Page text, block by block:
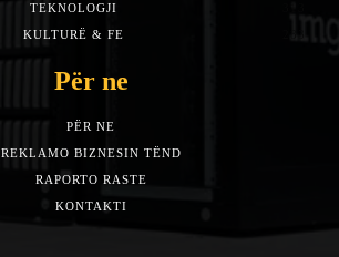
TEKNOLOGJI
KULTURË & FE
Për ne
PËR NE
REKLAMO BIZNESIN TËND
RAPORTO RASTE
KONTAKTI